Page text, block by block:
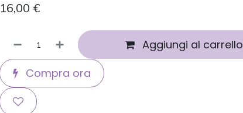
16,00 €
Aggiungi al carrello
Compra ora